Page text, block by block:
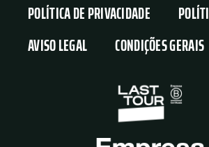
POLÍTICA DE PRIVACIDADE
AVISO LEGAL
CONDIÇÕES GERAIS